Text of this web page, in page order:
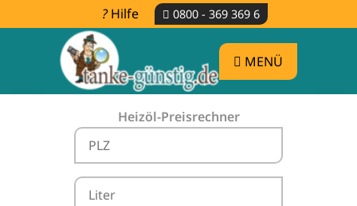
Hilfe 0800 - 369 369 6
MENÜ
Heizöl-Preisrechner
Heizölpreise Bad Saulgau -
vergleichen & günstig tanken